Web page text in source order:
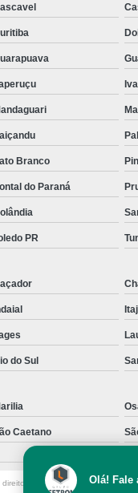
Branco
do Paraná
PR
do Sul
Caetano
autoral – artigo 184 do
Olá! Fale